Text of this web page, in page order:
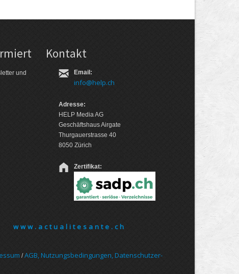
und
Kontakt
Email:
info@help.ch
Adresse:
HELP Media AG
Geschäftshaus Airgate
Thurgauerstrasse 40
8050 Zürich
Zertifikat:
www.actualitesante.ch
/AGB, Nut­zungs­bedin­gungen, Daten­schutz­er­